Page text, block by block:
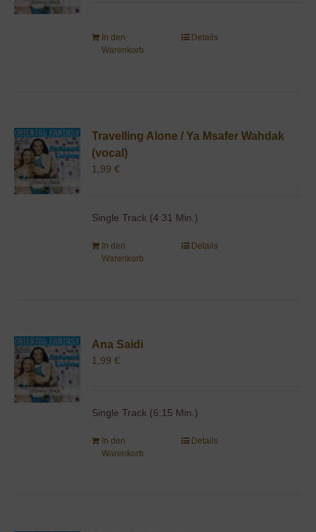
In den
Warenkorb
Details
Travelling Alone / Ya Msafer Wahdak
(vocal)
1,99€
Single Track (4:31 Min.)
In den
Warenkorb
Details
Ana Saidi
1,99€
Single Track (6:15 Min.)
In den
Warenkorb
Details